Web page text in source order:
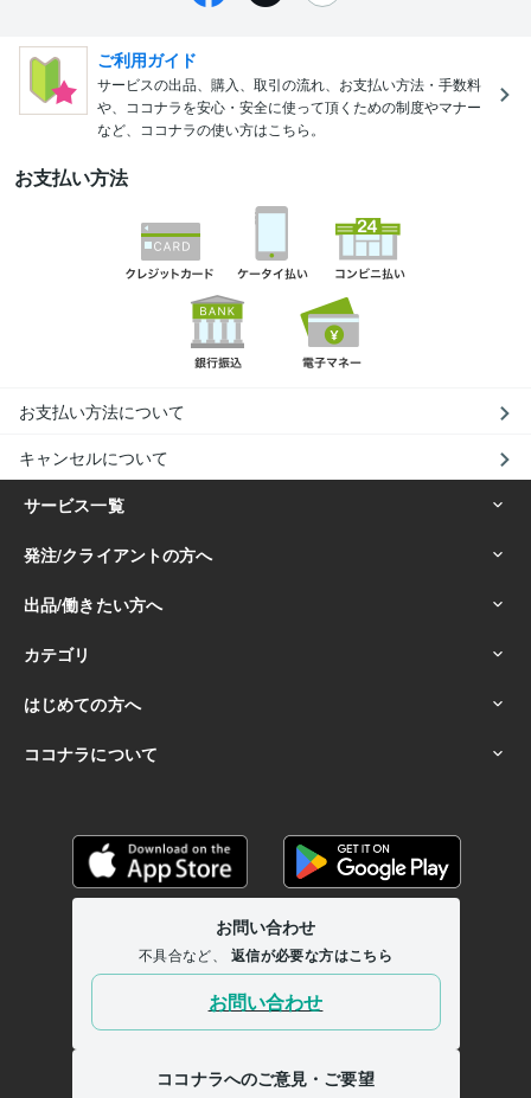
ご利用ガイド
サービスの出品、購入、取引の流れ、お支払い方法・手数料
や、ココナラを安心・安全に使って頂くための制度やマナー
など、ココナラの使い方はこちら。
お支払い方法
お支払い方法について
キャンセルについて